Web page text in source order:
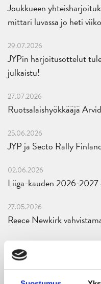
Joukkueen
mittari luvassa jo heti
29.07.2026
JYPin harjoitusottelut
julkaistu!
27.07.2026
Ruotsalaishyökkääjä
25.06.2026
JYP ja Secto Rally
02.06.2026
Liiga-kauden 2026-
27.05.2026
Reece Newkirk
18.05.2026
Jaatinen ja Liljamo
yhteistyö jatkuu